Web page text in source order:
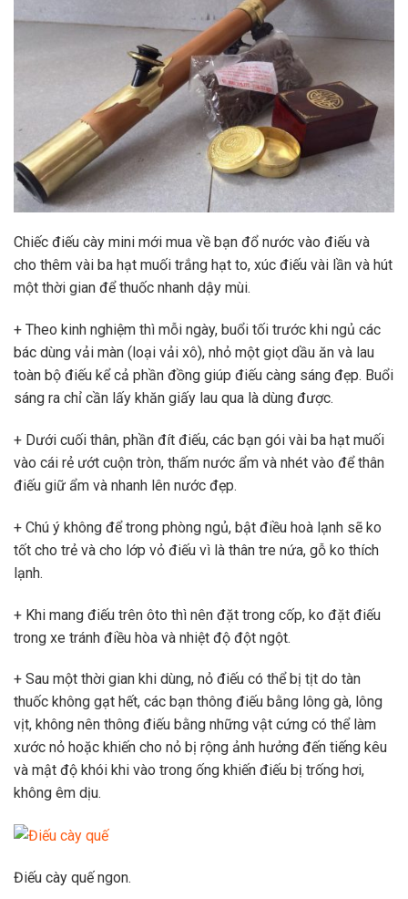
Chiếc điếu cày mini mới mua về bạn đổ nước vào điếu và
cho thêm vài ba hạt muối trắng hạt to, xúc điếu vài lần và hút
một thời gian để thuốc nhanh dậy mùi.
+ Theo kinh nghiệm thì mỗi ngày, buổi tối trước khi ngủ các
bác dùng vải màn (loại vải xô), nhỏ một giọt dầu ăn và lau
toàn bộ điếu kể cả phần đồng giúp điếu càng sáng đẹp. Buổi
sáng ra chỉ cần lấy khăn giấy lau qua là dùng được.
+ Dưới cuối thân, phần đít điếu, các bạn gói vài ba hạt muối
vào cái rẻ ướt cuộn tròn, thấm nước ẩm và nhét vào để thân
điếu giữ ẩm và nhanh lên nước đẹp.
+ Chú ý không để trong phòng ngủ, bật điều hoà lạnh sẽ ko
tốt cho trẻ và cho lớp vỏ điếu vì là thân tre nứa, gỗ ko thích
lạnh.
+ Khi mang điếu trên ôto thì nên đặt trong cốp, ko đặt điếu
trong xe tránh điều hòa và nhiệt độ đột ngột.
+ Sau một thời gian khi dùng, nỏ điếu có thể bị tịt do tàn
thuốc không gạt hết, các bạn thông điếu bằng lông gà, lông
vịt, không nên thông điếu bằng những vật cứng có thể làm
xước nỏ hoặc khiến cho nỏ bị rộng ảnh hưởng đến tiếng kêu
và mật độ khói khi vào trong ống khiến điếu bị trống hơi,
không êm dịu.
Điếu cày quế ngon.